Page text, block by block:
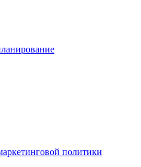
политики